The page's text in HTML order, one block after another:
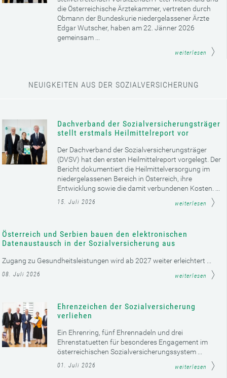
die Österreichische Ärztekammer, vertreten durch
Obmann der Bundeskurie niedergelassener Ärzte
Edgar Wutscher, haben am 22. Jänner 2026
gemeinsam ...
weiterlesen
NEUIGKEITEN AUS DER SOZIALVERSICHERUNG
Dachverband der Sozialversicherungsträger
stellt erstmals Heilmittelreport vor
Der Dachverband der Sozialversicherungsträger
(DVSV) hat den ersten Heilmittelreport vorgelegt. Der
Bericht dokumentiert die Heilmittelversorgung im
niedergelassenen Bereich in Österreich, ihre
Entwicklung sowie die damit verbundenen Kosten. ...
15. Juli 2026 weiterlesen
Österreich und Serbien bauen den elektronischen
Datenaustausch in der Sozialversicherung aus
Zugang zu Gesundheitsleistungen wird ab 2027 weiter erleichtert ...
08. Juli 2026 weiterlesen
Ehrenzeichen der Sozialversicherung
verliehen
Ein Ehrenring, fünf Ehrennadeln und drei
Ehrenstatuetten für besonderes Engagement im
österreichischen Sozialversicherungssystem ...
01. Juli 2026 weiterlesen